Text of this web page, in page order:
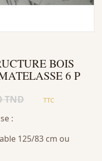
BOIS
6 P
TND TTC
:
125/83 cm ou